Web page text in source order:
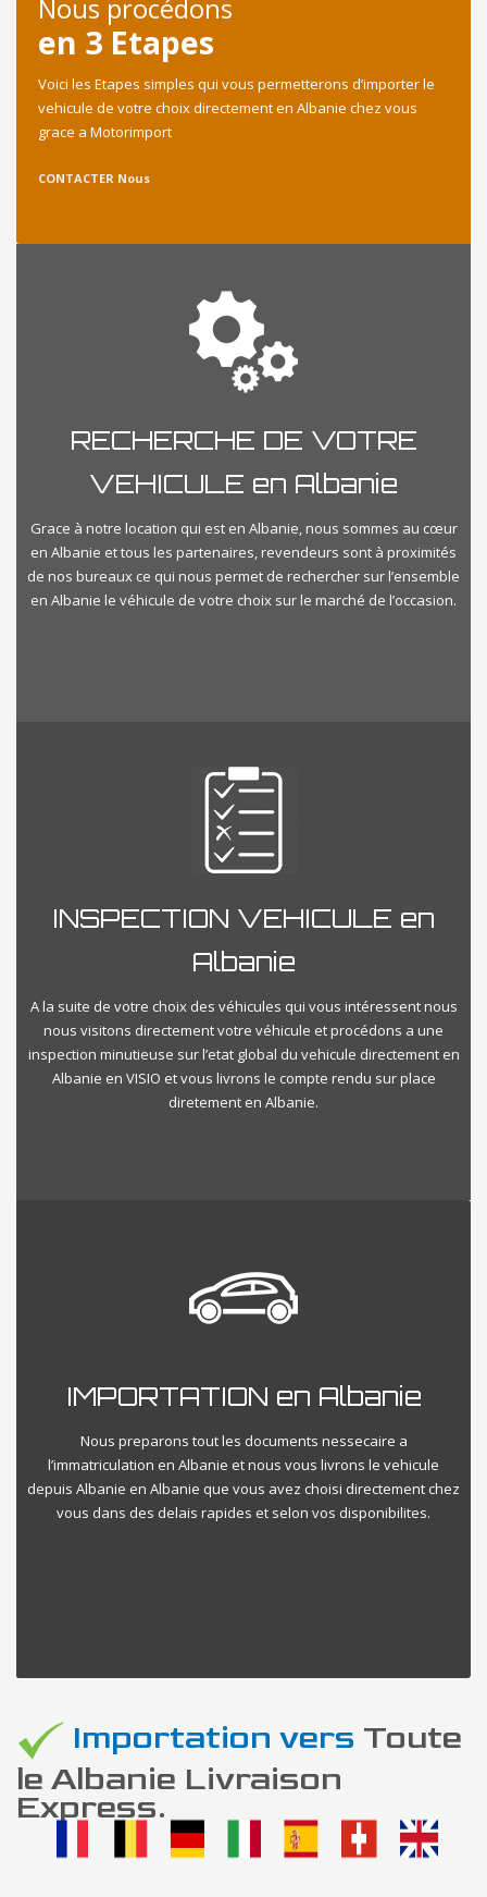
Nous procédons
en 3 Etapes
Voici les Etapes simples qui vous permetterons d’importer le
vehicule de votre choix directement en Albanie chez vous
grace a Motorimport
CONTACTER Nous
RECHERCHE DE VOTRE
VEHICULE en Albanie
Grace à notre location qui est en Albanie, nous sommes au cœur
en Albanie et tous les partenaires, revendeurs sont à proximités
de nos bureaux ce qui nous permet de rechercher sur l’ensemble
en Albanie le véhicule de votre choix sur le marché de l’occasion.
INSPECTION VEHICULE en
Albanie
A la suite de votre choix des véhicules qui vous intéressent nous
nous visitons directement votre véhicule et procédons a une
inspection minutieuse sur l’etat global du vehicule directement en
Albanie en VISIO et vous livrons le compte rendu sur place
diretement en Albanie.
IMPORTATION en Albanie
Nous preparons tout les documents nessecaire a
l’immatriculation en Albanie et nous vous livrons le vehicule
depuis Albanie en Albanie que vous avez choisi directement chez
vous dans des delais rapides et selon vos disponibilites.
Importation vers Toute
le Albanie Livraison
Express.